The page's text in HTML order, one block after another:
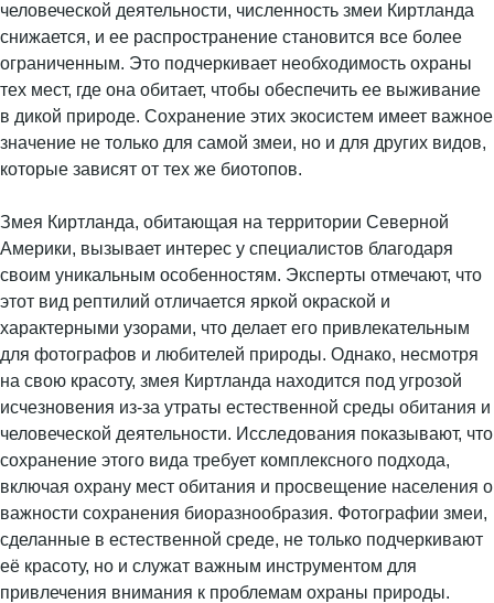
человеческой деятельности, численность змеи Киртланда
снижается, и ее распространение становится все более
ограниченным. Это подчеркивает необходимость охраны
тех мест, где она обитает, чтобы обеспечить ее выживание
в дикой природе. Сохранение этих экосистем имеет важное
значение не только для самой змеи, но и для других видов,
которые зависят от тех же биотопов.
Змея Киртланда, обитающая на территории Северной
Америки, вызывает интерес у специалистов благодаря
своим уникальным особенностям. Эксперты отмечают, что
этот вид рептилий отличается яркой окраской и
характерными узорами, что делает его привлекательным
для фотографов и любителей природы. Однако, несмотря
на свою красоту, змея Киртланда находится под угрозой
исчезновения из-за утраты естественной среды обитания и
человеческой деятельности. Исследования показывают, что
сохранение этого вида требует комплексного подхода,
включая охрану мест обитания и просвещение населения о
важности сохранения биоразнообразия. Фотографии змеи,
сделанные в естественной среде, не только подчеркивают
её красоту, но и служат важным инструментом для
привлечения внимания к проблемам охраны природы.